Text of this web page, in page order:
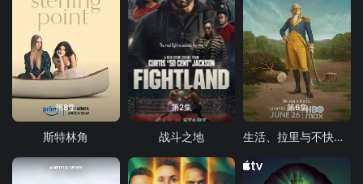
第8集
斯特林角
第2集
战斗之地
第6集
生活、拉里与不快乐的追求：一部美国史